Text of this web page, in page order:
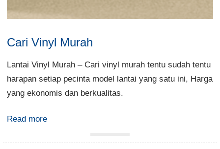
Cari Vinyl Murah
Lantai Vinyl Murah – Cari vinyl murah tentu sudah tentu
harapan setiap pecinta model lantai yang satu ini, Harga
yang ekonomis dan berkualitas.
Read more